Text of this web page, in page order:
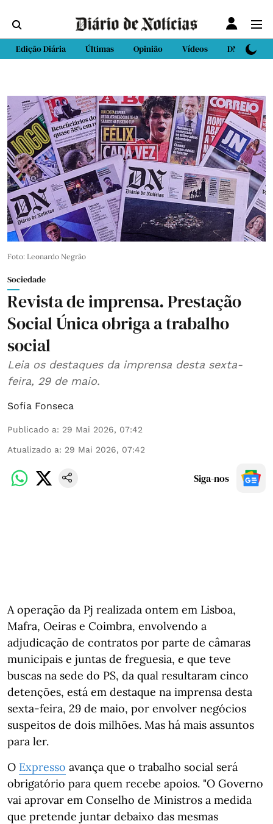
Edição Diária Últimas Opinião Vídeos DN Sport
Foto: Leonardo Negrão
Sociedade
Revista de imprensa. Prestação
Social Única obriga a trabalho
social
Leia os destaques da imprensa desta sexta-
feira, 29 de maio.
Sofia Fonseca
Publicado a: 29 Mai 2026, 07:42
Atualizado a: 29 Mai 2026, 07:42
Siga-nos
A operação da Pj realizada ontem em Lisboa,
Mafra, Oeiras e Coimbra, envolvendo a
adjudicação de contratos por parte de câmaras
municipais e juntas de freguesia, e que teve
buscas na sede do PS, da qual resultaram cinco
detenções, está em destaque na imprensa desta
sexta-feira, 29 de maio, por envolver negócios
suspeitos de dois milhões. Mas há mais assuntos
para ler.
O Expresso avança que o trabalho social será
obrigatório para quem recebe apoios. "O Governo
vai aprovar em Conselho de Ministros a medida
que pretende juntar debaixo das mesmas